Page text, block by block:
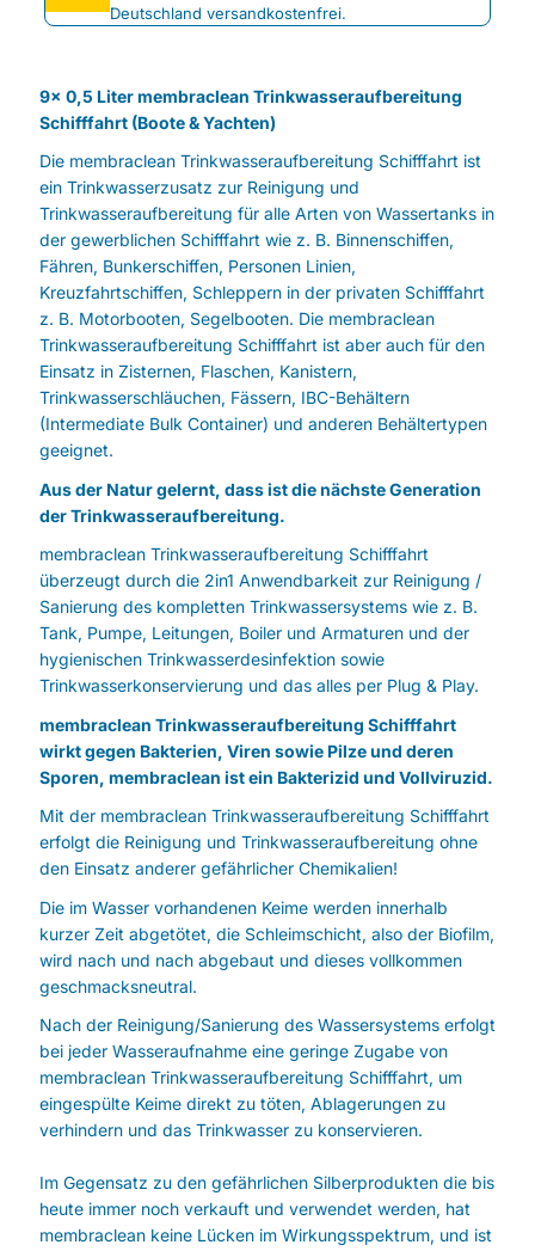
Deutschland versandkostenfrei.
9x 0,5 Liter membraclean Trinkwasseraufbereitung
Schifffahrt (Boote & Yachten)
Die membraclean Trinkwasseraufbereitung Schifffahrt ist
ein Trinkwasserzusatz zur Reinigung und
Trinkwasseraufbereitung für alle Arten von Wassertanks in
der gewerblichen Schifffahrt wie z. B. Binnenschiffen,
Fähren, Bunkerschiffen, Personen Linien,
Kreuzfahrtschiffen, Schleppern in der privaten Schifffahrt
z. B. Motorbooten, Segelbooten. Die membraclean
Trinkwasseraufbereitung Schifffahrt ist aber auch für den
Einsatz in Zisternen, Flaschen, Kanistern,
Trinkwasserschläuchen, Fässern, IBC-Behältern
(Intermediate Bulk Container) und anderen Behältertypen
geeignet.
Aus der Natur gelernt, dass ist die nächste Generation
der Trinkwasseraufbereitung.
membraclean Trinkwasseraufbereitung Schifffahrt
überzeugt durch die 2in1 Anwendbarkeit zur Reinigung /
Sanierung des kompletten Trinkwassersystems wie z. B.
Tank, Pumpe, Leitungen, Boiler und Armaturen und der
hygienischen Trinkwasserdesinfektion sowie
Trinkwasserkonservierung und das alles per Plug & Play.
membraclean Trinkwasseraufbereitung Schifffahrt
wirkt gegen Bakterien, Viren sowie Pilze und deren
Sporen, membraclean ist ein Bakterizid und Vollviruzid.
Mit der membraclean Trinkwasseraufbereitung Schifffahrt
erfolgt die Reinigung und Trinkwasseraufbereitung ohne
den Einsatz anderer gefährlicher Chemikalien!
Die im Wasser vorhandenen Keime werden innerhalb
kurzer Zeit abgetötet, die Schleimschicht, also der Biofilm,
wird nach und nach abgebaut und dieses vollkommen
geschmacksneutral.
Nach der Reinigung/Sanierung des Wassersystems erfolgt
bei jeder Wasseraufnahme eine geringe Zugabe von
membraclean Trinkwasseraufbereitung Schifffahrt, um
eingespülte Keime direkt zu töten, Ablagerungen zu
verhindern und das Trinkwasser zu konservieren.
Im Gegensatz zu den gefährlichen Silberprodukten die bis
heute immer noch verkauft und verwendet werden, hat
membraclean keine Lücken im Wirkungsspektrum, und ist